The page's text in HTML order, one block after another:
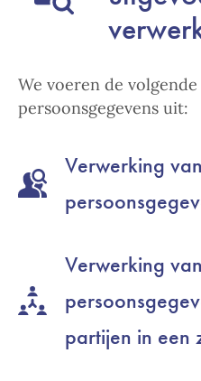
We voeren de
persoonsgegevens uit:
Verwerking van
Verwerking van
partijen in een